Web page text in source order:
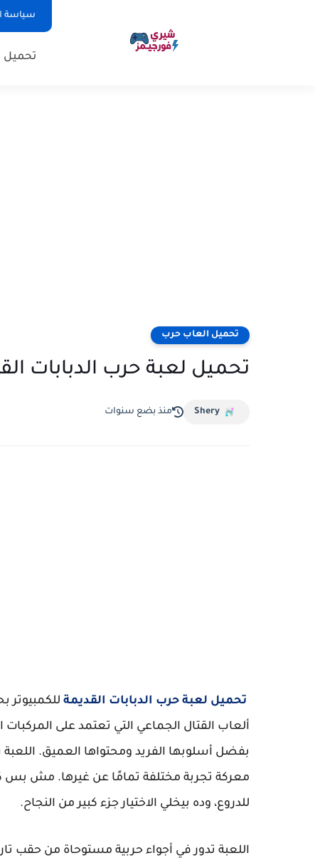
سياسة
تحميل
تحميل العاب حرب
تحميل لعبة حرب الدبابات
Shery منذ بضع سنوات
تحميل لعبة حرب الدبابات القديمة
ألعاب القتال الجماعي التي تعتمد على
بفضل أسلوبها الفريد ومحتواها العميق.
معركة تجربة مختلفة تمامًا عن غيرها. مش بس
للدروع، وده بيخلي الاختيار جزء كبير من النجاح.
اللعبة تدور في أجواء حربية مستوحاة من حقب